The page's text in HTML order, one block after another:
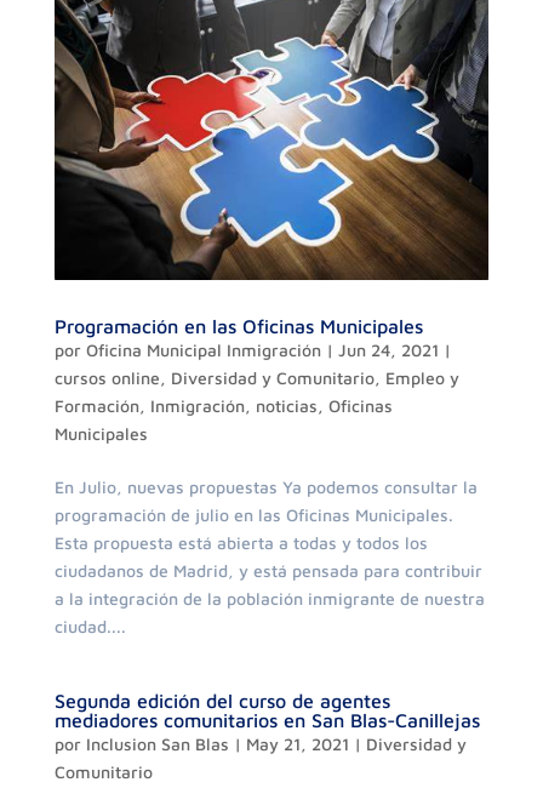
Programación en las Oficinas Municipales
por Oficina Municipal Inmigración| Jun 24, 2021 |
cursos online, Diversidad y Comunitario, Empleo y
Formación, Inmigración, noticias, Oficinas
Municipales
En Julio, nuevas propuestas Ya podemos consultar la
programación de julio en las Oficinas Municipales.
Esta propuesta está abierta a todas y todos los
ciudadanos de Madrid, y está pensada para contribuir
a la integración de la población inmigrante de nuestra
ciudad....
Segunda edición del curso de agentes
mediadores comunitarios en San Blas-Canillejas
por Inclusion San Blas | May 21, 2021 | Diversidad y
Comunitario